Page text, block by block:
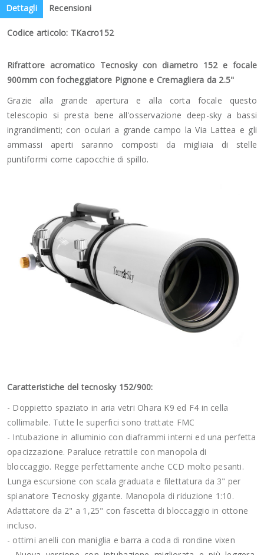
Dettagli Recensioni
Codice articolo: TKacro152
Rifrattore acromatico Tecnosky con diametro 152 e focale
900mm con focheggiatore Pignone e Cremagliera da 2.5"
Grazie alla grande apertura e alla corta focale questo
telescopio si presta bene all'osservazione deep-sky a bassi
ingrandimenti; con oculari a grande campo la Via Lattea e gli
ammassi aperti saranno composti da migliaia di stelle
puntiformi come capocchie di spillo.
Caratteristiche del tecnosky 152/900:
- Doppietto spaziato in aria vetri Ohara K9 ed F4 in cella
collimabile. Tutte le superfici sono trattate FMC
- Intubazione in alluminio con diaframmi interni ed una perfetta
opacizzazione. Paraluce retrattile con manopola di
bloccaggio. Regge perfettamente anche CCD molto pesanti.
Lunga escursione con scala graduata e filettatura da 3" per
spianatore Tecnosky gigante. Manopola di riduzione 1:10.
Adattatore da 2" a 1,25" con fascetta di bloccaggio in ottone
incluso.
- ottimi anelli con maniglia e barra a coda di rondine vixen